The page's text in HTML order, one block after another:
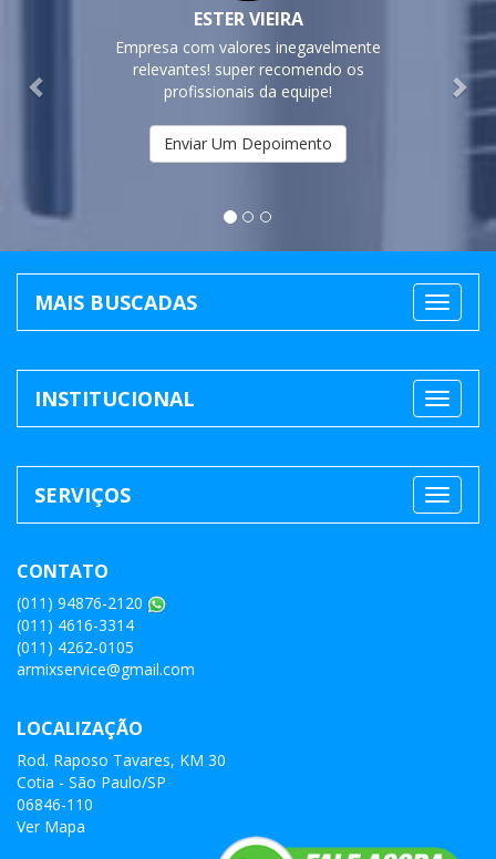
ESTER VIEIRA
Empresa com valores inegavelmente
relevantes! super recomendo os
profissionais da equipe!
Enviar Um Depoimento
MAIS BUSCADAS
INSTITUCIONAL
SERVIÇOS
CONTATO
(011) 94876-2120
(011) 4616-3314
(011) 4262-0105
armixservice@gmail.com
LOCALIZAÇÃO
Rod. Raposo Tavares, KM 30
Cotia - São Paulo/SP
06846-110
Ver Mapa